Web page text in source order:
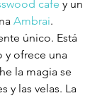
cafe y un
Ambrai.
único. Está
y ofrece una
la magia se
y las velas. La